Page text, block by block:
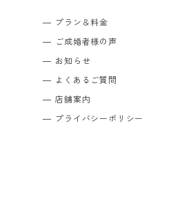
プラン＆料金
ご成婚者様の声
お知らせ
よくあるご質問
店舗案内
プライバシーポリシー